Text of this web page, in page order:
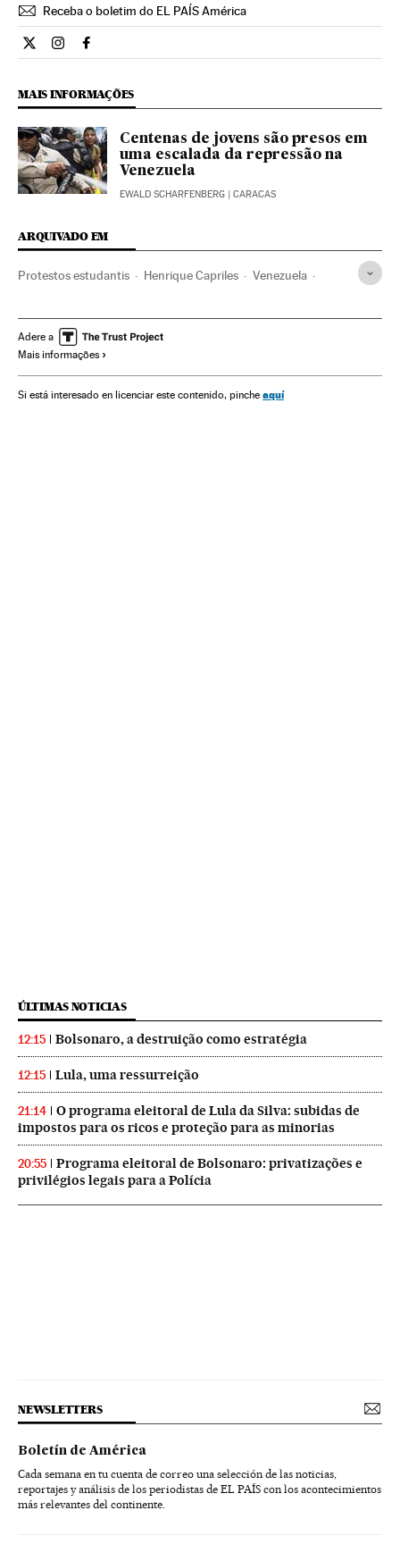
Receba o boletim do EL PAÍS América
Internacional El País Brasil en Twitter
Internacional El País Brasil en Instagram
Internacional El País Brasil en Facebook
MAIS INFORMAÇÕES
Centenas de jovens são presos em
uma escalada da repressão na
Venezuela
EWALD SCHARFENBERG | CARACAS
ARQUIVADO EM
Protestos estudantis Henrique Capriles Venezuela
Estados Unidos Mal-estar social
América do Sul
América Educação Política Relações exteriores
Adere a
Mais informações
Si está interesado en licenciar este contenido, pinche aquí
ÚLTIMAS NOTICIAS
12:15 Bolsonaro, a destruição como estratégia
12:15 Lula, uma ressurreição
21:14
O programa eleitoral de Lula da Silva: subidas de
impostos para os ricos e proteção para as minorias
20:55
Programa eleitoral de Bolsonaro: privatizações e
privilégios legais para a Polícia
NEWSLETTERS
Boletín de América
Cada semana en tu cuenta de correo una selección de las noticias,
reportajes y análisis de los periodistas de EL PAÍS con los acontecimientos
más relevantes del continente.